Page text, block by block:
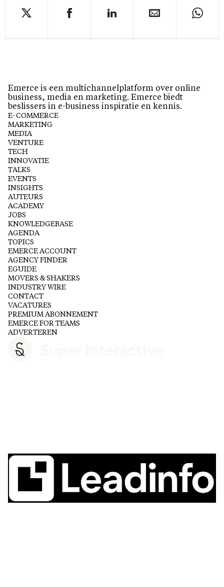
Emerce is een multichannelplatform over online
business, media en marketing. Emerce biedt
beslissers in e-business inspiratie en kennis.
E-COMMERCE
MARKETING
MEDIA
VENTURE
TECH
INNOVATIE
TALKS
EVENTS
INSIGHTS
AUTEURS
ACADEMY
JOBS
KNOWLEDGEBASE
AGENDA
TOPICS
EMERCE ACCOUNT
AGENCY FINDER
EGUIDE
MOVERS & SHAKERS
INDUSTRY WIRE
CONTACT
VACATURES
PREMIUM ABONNEMENT
EMERCE FOR TEAMS
ADVERTEREN